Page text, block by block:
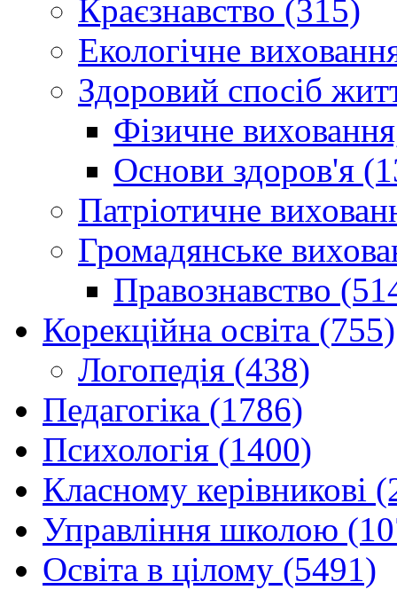
Краєзнавство (315)
Екологічне
Здоровий спосіб
Фізичне
Основи здоров'я
Патріотичне
Громадянське
Правознавство
Корекційна освіта (755)
Логопедія (438)
Педагогіка (1786)
Психологія (1400)
Класному керівникові
Управління школою
Освіта в цілому (5491)